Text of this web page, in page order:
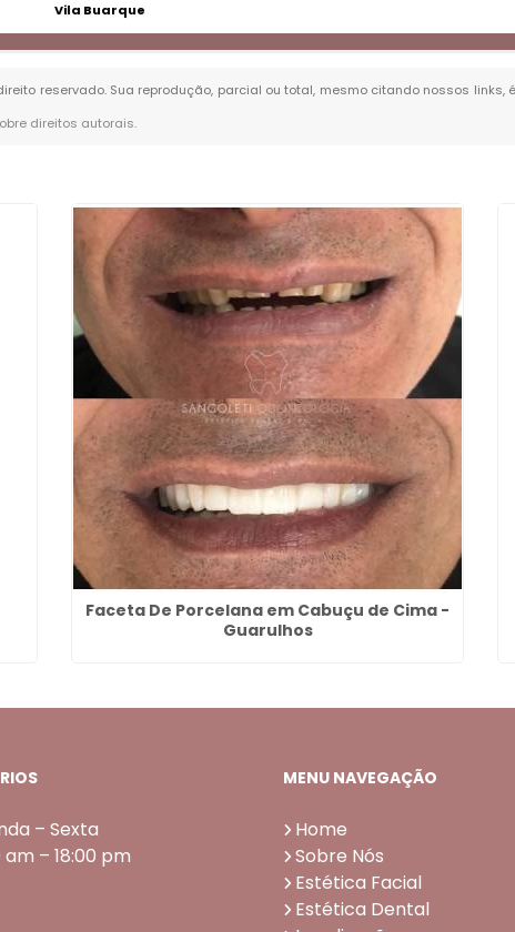
Vila Buarque
reservado. Sua reprodução, parcial ou total, mesmo citando nossos
direitos autorais.
Faceta De Porcelana em Cabuçu de Cima -
Guarulhos
– Sexta
am – 18:00 pm
MENU NAVEGAÇÃO
Home
Sobre Nós
Estética Facial
Estética Dental